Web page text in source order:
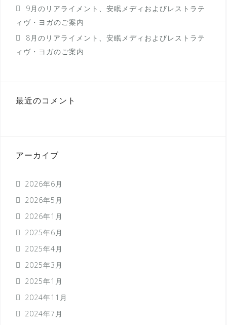
9月のリアライメント、安眠メディおよびレストラテ
ィヴ・ヨガのご案内
8月のリアライメント、安眠メディおよびレストラテ
ィヴ・ヨガのご案内
最近のコメント
アーカイブ
2026年6月
2026年5月
2026年1月
2025年6月
2025年4月
2025年3月
2025年1月
2024年11月
2024年7月